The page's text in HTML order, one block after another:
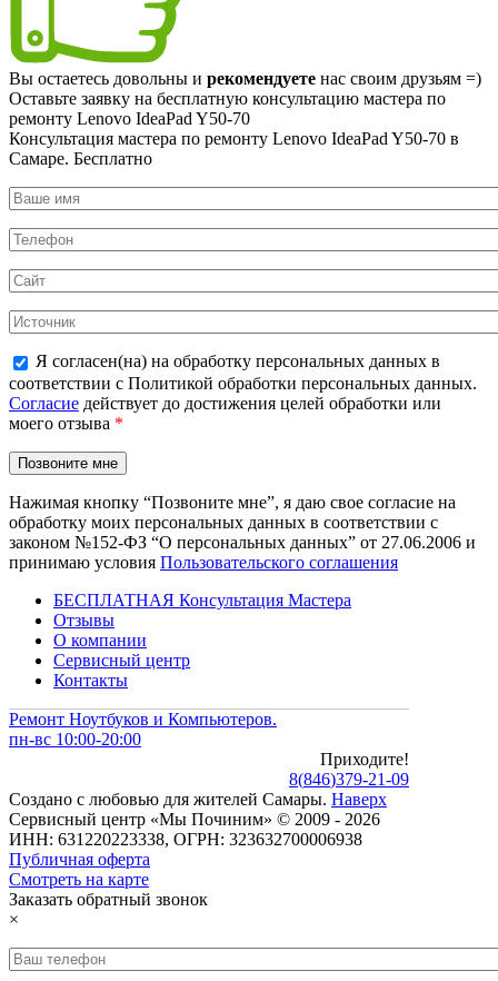
Вы остаетесь довольны и рекомендуете нас своим друзьям =)
Оставьте заявку на бесплатную консультацию мастера по
ремонту Lenovo IdeaPad Y50-70
Консультация мастера по ремонту Lenovo IdeaPad Y50-70 в
Самаре. Бесплатно
Я согласен(на) на обработку персональных данных в
соответствии с Политикой обработки персональных данных.
Согласие действует до достижения целей обработки или
моего отзыва *
Нажимая кнопку “Позвоните мне”, я даю свое согласие на
обработку моих персональных данных в соответствии с
законом №152-ФЗ “О персональных данных” от 27.06.2006 и
принимаю условия Пользовательского соглашения
БЕСПЛАТНАЯ Консультация Мастера
Отзывы
О компании
Сервисный центр
Контакты
Ремонт Ноутбуков и Компьютеров.
пн-вс 10:00-20:00
Приходите!
8(846)379-21-09
Создано с любовью для жителей Самары. Наверх
Сервисный центр «Мы Починим» © 2009 - 2026
ИНН: 631220223338, ОГРН: 323632700006938
Публичная оферта
Смотреть на карте
Заказать обратный звонок
×